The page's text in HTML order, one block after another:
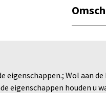
eigenschappen.; Wol aan
eigenschappen houden u